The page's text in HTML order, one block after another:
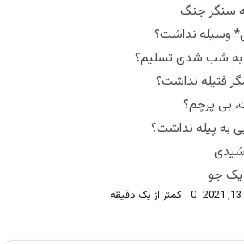
سنگر جنگ
وسیله نداشت؟
به شب شدی تسلیم؟
فتیله نداشت؟
بی پرچم؟
به پیله نداشت؟
یک جو
0 کمتر از یک دقیقه